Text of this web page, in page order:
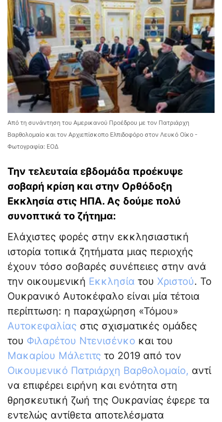
Από τη συνάντηση του Αμερικανού Προέδρου με τον Πατριάρχη
Βαρθολομαίο και τον Αρχιεπίσκοπο Ελπιδοφόρο στον Λευκό Οίκο -
Φωτογραφία: ΕΟΔ
Την τελευταία εβδομάδα προέκυψε
σοβαρή κρίση και στην Ορθόδοξη
Εκκλησία στις ΗΠΑ. Ας δούμε πολύ
συνοπτικά το ζήτημα:
Ελάχιστες φορές στην εκκλησιαστική
ιστορία τοπικά ζητήματα μιας περιοχής
έχουν τόσο σοβαρές συνέπειες στην ανά
την οικουμενική Εκκλησία του Χριστού. Το
Ουκρανικό Αυτοκέφαλο είναι μία τέτοια
περίπτωση: η παραχώρηση «Τόμου»
Αυτοκεφαλίας στις σχισματικές ομάδες
του Φιλαρέτου Ντενισένκο και του
Μακαρίου Μάλετιτς το 2019 από τον
Οικουμενικό Πατριάρχη Βαρθολομαίο, αντί
να επιφέρει ειρήνη και ενότητα στη
θρησκευτική ζωή της Ουκρανίας έφερε τα
εντελώς αντίθετα αποτελέσματα